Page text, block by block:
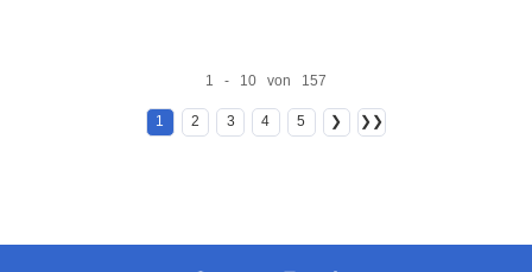
1 - 10 von 157
1 2 3 4 5 ❯ ❯❯